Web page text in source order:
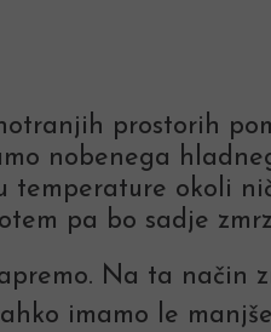
prostorih
nobenega
okoli
pa bo sadje
Na ta način
imamo le